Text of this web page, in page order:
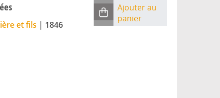
et fils | 1846
Ajouter au
panier